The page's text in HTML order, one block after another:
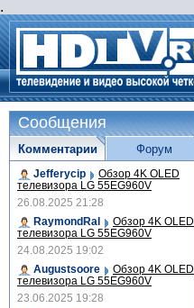
.
Сообщения
Комментарии
Jefferycip Обзор 4K OLED
телевизора LG 55EG960V
26.08.2025 21:28
RaymondRal
Обзор 4K OLED
телевизора LG 55EG960V
24.08.2025 19:02
Augustsoore
Обзор 4K OLED
телевизора LG 55EG960V
23.06.2025 19:28
Форум